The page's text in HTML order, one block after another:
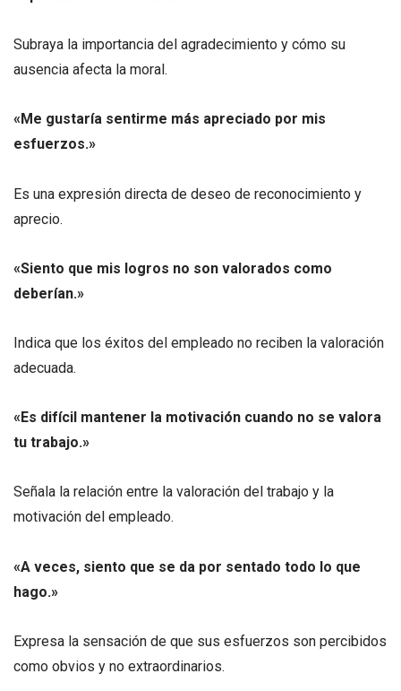
Subraya la importancia del agradecimiento y cómo su
ausencia afecta la moral.
«Me gustaría sentirme más apreciado por mis
esfuerzos.»
Es una expresión directa de deseo de reconocimiento y
aprecio.
«Siento que mis logros no son valorados como
deberían.»
Indica que los éxitos del empleado no reciben la valoración
adecuada.
«Es difícil mantener la motivación cuando no se valora
tu trabajo.»
Señala la relación entre la valoración del trabajo y la
motivación del empleado.
«A veces, siento que se da por sentado todo lo que
hago.»
Expresa la sensación de que sus esfuerzos son percibidos
como obvios y no extraordinarios.